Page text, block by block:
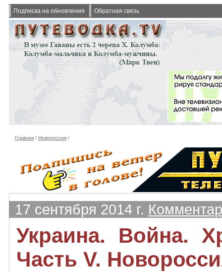
Подписка на обновления Обратная связь
Главная /Новороссия /
17 сентября 2014 г.
Украина. Война.
Часть V.